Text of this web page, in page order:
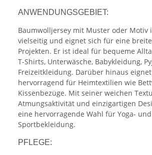
ANWENDUNGSGEBIET:
Baumwolljersey mit Muster oder Motiv
vielseitig und eignet sich für eine
Projekten. Er ist ideal für bequeme
T-Shirts, Unterwäsche, Babykleidung,
Freizeitkleidung. Darüber hinaus
hervorragend für Heimtextilien wie
Kissenbezüge. Mit seiner weichen
Atmungsaktivität und einzigartigen
eine hervorragende Wahl für Yoga- und
Sportbekleidung.
PFLEGE: